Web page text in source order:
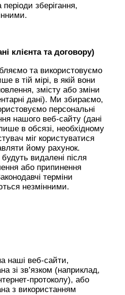
зберігання,
клієнта та договору)
та використовуємо
в тій мірі, в якій вони
змісту або зміни
дані). Ми збираємо,
персональні
нашого веб-сайту (дані
в обсязі, необхідному
міг користуватися
йому рахунок.
будуть видалені після
або припинення
терміни
незмінними.
наші веб-сайти,
зі зв’язком (наприклад,
протоколу), або
з використанням